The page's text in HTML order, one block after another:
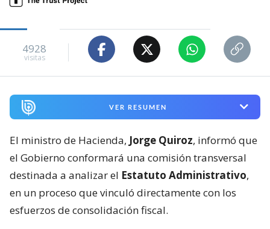
4928
visitas
VER RESUMEN
El ministro de Hacienda, Jorge Quiroz, informó que
el Gobierno conformará una comisión transversal
destinada a analizar el Estatuto Administrativo,
en un proceso que vinculó directamente con los
esfuerzos de consolidación fiscal.